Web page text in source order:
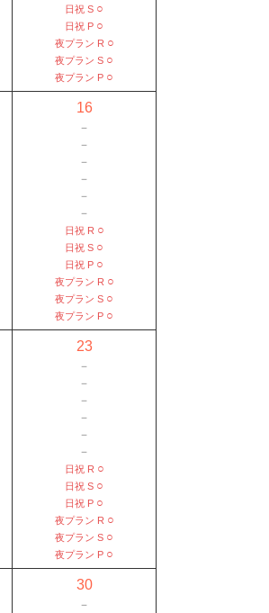
日祝 S ○
日祝 P ○
夜プラン R ○
夜プラン S ○
夜プラン P ○
16
－
－
－
－
－
－
日祝 R ○
日祝 S ○
日祝 P ○
夜プラン R ○
夜プラン S ○
夜プラン P ○
23
－
－
－
－
－
－
日祝 R ○
日祝 S ○
日祝 P ○
夜プラン R ○
夜プラン S ○
夜プラン P ○
30
－